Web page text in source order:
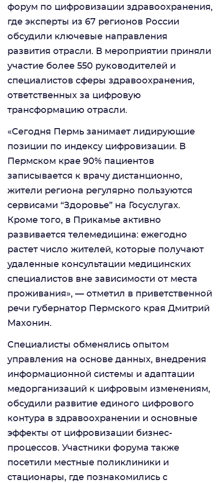
форум по цифровизации здравоохранения,
где эксперты из 67 регионов России
обсудили ключевые направления
развития отрасли. В мероприятии приняли
участие более 550 руководителей и
специалистов сферы здравоохранения,
ответственных за цифровую
трансформацию отрасли.
«Сегодня Пермь занимает лидирующие
позиции по индексу цифровизации. В
Пермском крае 90% пациентов
записывается к врачу дистанционно,
жители региона регулярно пользуются
сервисами “Здоровье” на Госуслугах.
Кроме того, в Прикамье активно
развивается телемедицина: ежегодно
растет число жителей, которые получают
удаленные консультации медицинских
специалистов вне зависимости от места
проживания», — отметил в приветственной
речи губернатор Пермского края Дмитрий
Махонин.
Специалисты обменялись опытом
управления на основе данных, внедрения
информационной системы и адаптации
медорганизаций к цифровым изменениям,
обсудили развитие единого цифрового
контура в здравоохранении и основные
эффекты от цифровизации бизнес-
процессов. Участники форума также
посетили местные поликлиники и
стационары, где познакомились с